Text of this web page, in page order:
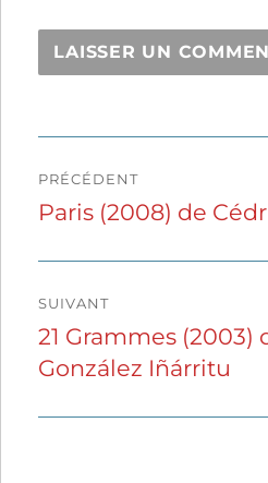
de
PRÉCÉDENT
Publication
Paris (2008) de
SUIVANT
Publication
suivante :
21 Grammes (2003)
González Iñárritu